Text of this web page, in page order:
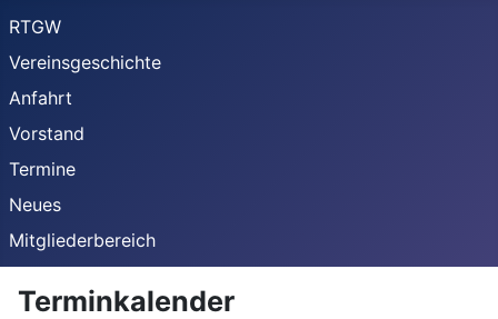
RTGW
Vereinsgeschichte
Anfahrt
Vorstand
Termine
Neues
Mitgliederbereich
Terminkalender